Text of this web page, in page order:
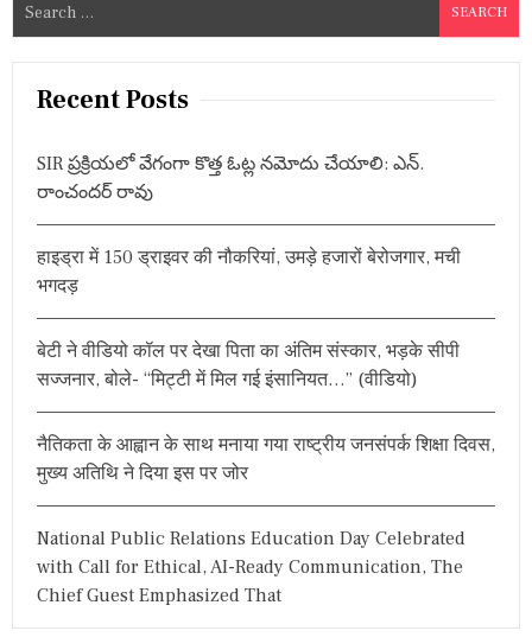
a
Recent Posts
SIR ప్రక్రియలో వేగంగా కొత్త ఓట్ల నమోదు చేయాలి: ఎన్.
రాంచందర్ రావు
हाइड्रा में 150 ड्राइवर की नौकरियां, उमड़े हजारों बेरोजगार, मची
भगदड़
बेटी ने वीडियो कॉल पर देखा पिता का अंतिम संस्कार, भड़के सीपी
सज्जनार, बोले- “मिट्टी में मिल गई इंसानियत…” (वीडियो)
नैतिकता के आह्वान के साथ मनाया गया राष्ट्रीय जनसंपर्क शिक्षा दिवस,
मुख्य अतिथि ने दिया इस पर जोर
National Public Relations Education Day Celebrated
with Call for Ethical, AI-Ready Communication, The
Chief Guest Emphasized That